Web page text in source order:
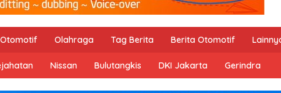
Otomotif Olahraga Tag Berita Berita Otomotif
Nissan Bulutangkis DKI Jakarta Gerindra